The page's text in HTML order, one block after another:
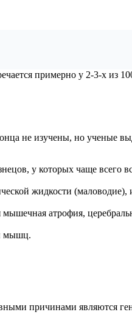
примерно у 2-3-х из
не изучены, но ученые
у которых чаще всего
жидкости (маловодие),
атрофия,
мышц.
причинами являются